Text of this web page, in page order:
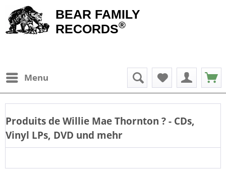
BEAR FAMILY
RECORDS®
Menu
Produits deWillie Mae Thornton ? - CDs,
Vinyl LPs, DVD und mehr